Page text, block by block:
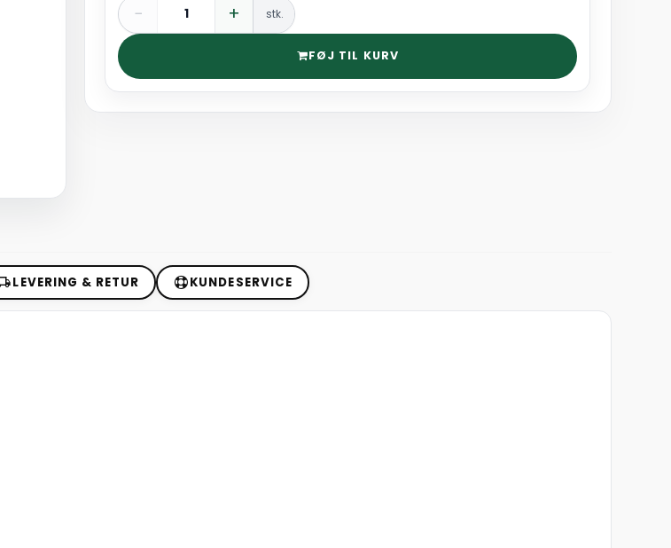
− + stk.
FØJ TIL KURV
LEVERING & RETUR KUNDESERVICE